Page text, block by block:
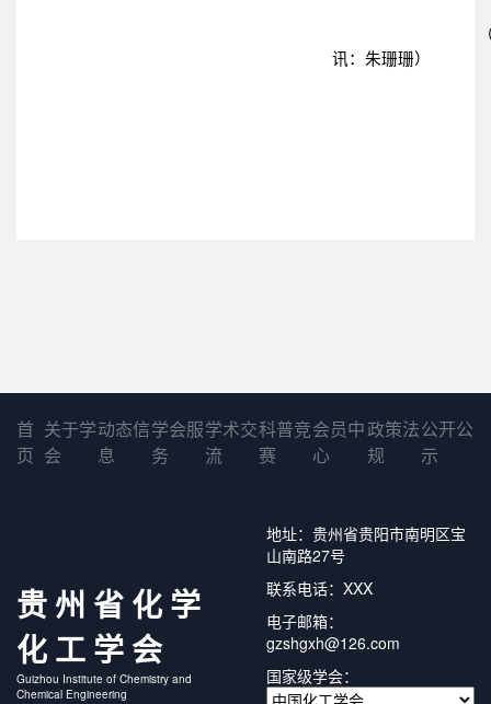
讯：朱珊珊）
首
页
关于学
会
动态信
息
学会服
务
学术交
流
科普竞
赛
会员中
心
政策法
规
公开公
示
贵州省化学
化工学会
Guizhou Institute of Chemistry and
Chemical Engineering
地址：贵州省贵阳市南明区宝
山南路27号
联系电话：XXX
电子邮箱：
gzshgxh@126.com
国家级学会：